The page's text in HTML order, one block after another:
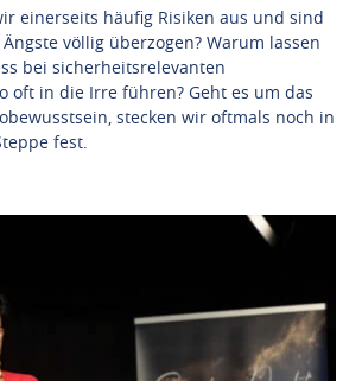
einerseits häufig Risiken aus und sind
völlig überzogen? Warum lassen
bei sicherheitsrelevanten
oft in die Irre führen? Geht es um das
stecken wir oftmals noch in
fest.